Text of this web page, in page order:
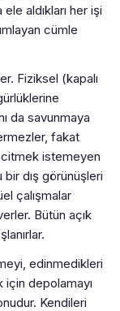
aldıkları her işi
cümle
Fiziksel (kapalı
da savunmaya
fakat
istemeyen
bir dış görünüşleri
çalışmalar
Bütün açık
edinmedikleri
depolamayı
Kendileri